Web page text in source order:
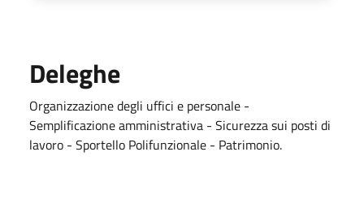
Deleghe
Organizzazione degli uffici e personale -
Semplificazione amministrativa - Sicurezza sui posti di
lavoro - Sportello Polifunzionale - Patrimonio.